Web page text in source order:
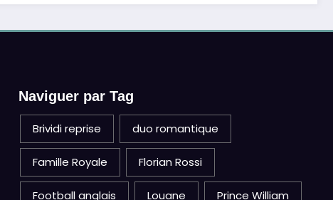
Naviguer par Tag
Brividi reprise duo romantique
Famille Royale Florian Rossi
Football anglais Louane Prince William